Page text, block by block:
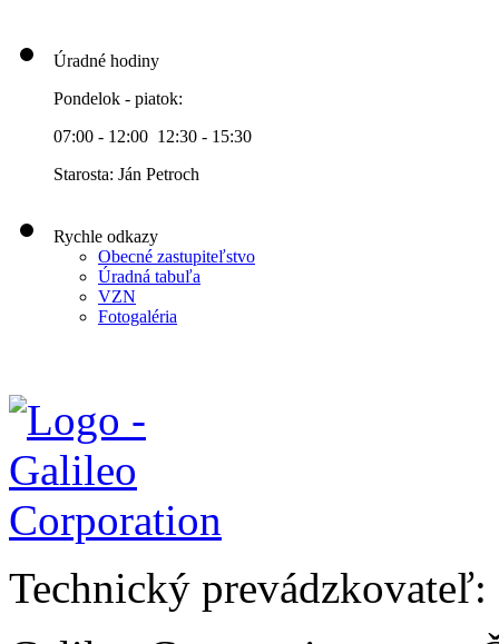
Úradné hodiny
Pondelok - piatok:
07:00 - 12:00 12:30 - 15:30
Starosta: Ján Petroch
Rychle odkazy
Obecné zastupiteľstvo
Úradná tabuľa
VZN
Fotogaléria
Technický prevádzkovateľ: